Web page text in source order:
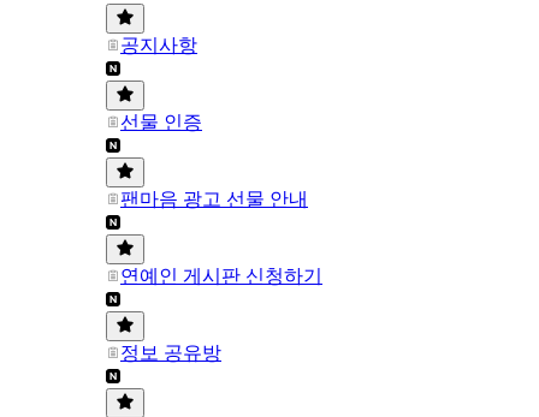
공지사항
선물 인증
팬마음 광고 선물 안내
연예인 게시판 신청하기
정보 공유방